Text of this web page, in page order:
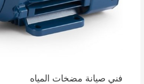
فني صيانة مضخات المياه